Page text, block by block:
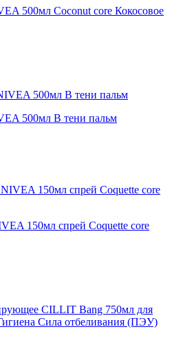
500мл Coconut core Кокосовое
500мл В тени пальм
150мл спрей Coquette core